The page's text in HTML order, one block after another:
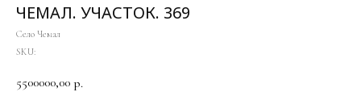
ЧЕМАЛ. УЧАСТОК. 369
Село Чемал
SKU:
5500000,00 р.